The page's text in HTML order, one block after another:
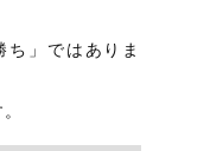
」ではありま